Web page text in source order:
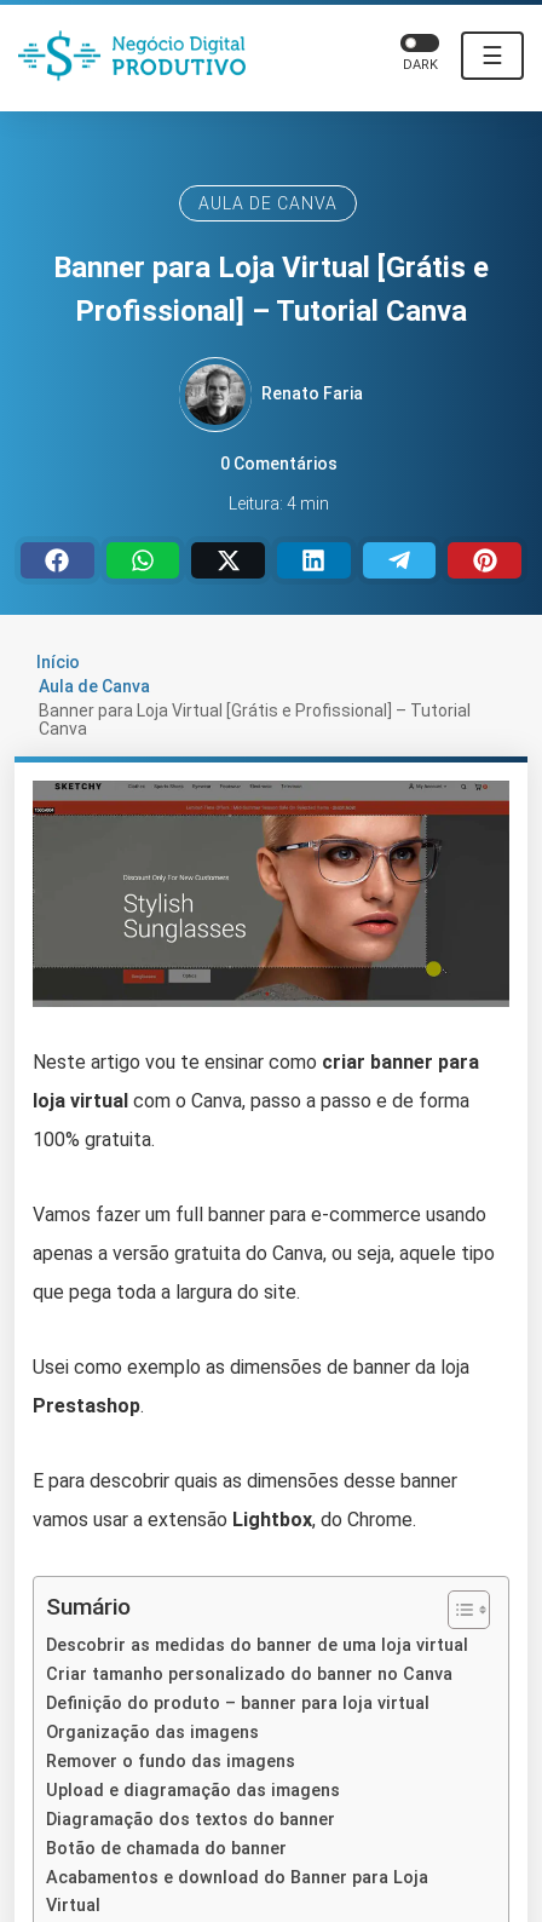
☰
DARK
AULA DE CANVA
Banner para Loja Virtual [Grátis e
Profissional] – Tutorial Canva
Renato Faria
0 Comentários
Leitura: 4 min
Início
Aula de Canva
Banner para Loja Virtual [Grátis e Profissional] – Tutorial
Canva
Neste artigo vou te ensinar como criar banner para
loja virtual com o Canva, passo a passo e de forma
100% gratuita.
Vamos fazer um full banner para e-commerce usando
apenas a versão gratuita do Canva, ou seja, aquele tipo
que pega toda a largura do site.
Usei como exemplo as dimensões de banner da loja
Prestashop.
E para descobrir quais as dimensões desse banner
vamos usar a extensão Lightbox, do Chrome.
Sumário
Descobrir as medidas do banner de uma loja virtual
Criar tamanho personalizado do banner no Canva
Definição do produto – banner para loja virtual
Organização das imagens
Remover o fundo das imagens
Upload e diagramação das imagens
Diagramação dos textos do banner
Botão de chamada do banner
Acabamentos e download do Banner para Loja
Virtual